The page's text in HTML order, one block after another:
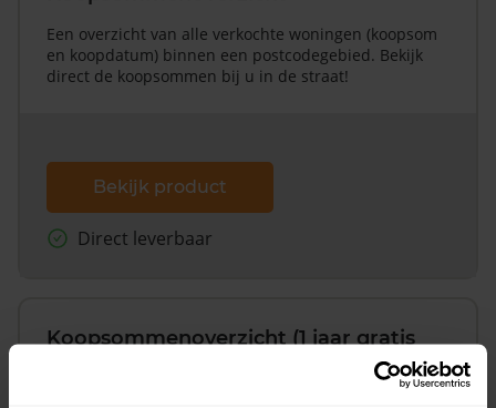
Een overzicht van alle verkochte woningen (koopsom
en koopdatum) binnen een postcodegebied. Bekijk
direct de koopsommen bij u in de straat!
Bekijk product
Direct leverbaar
Koopsommenoverzicht (1 jaar gratis